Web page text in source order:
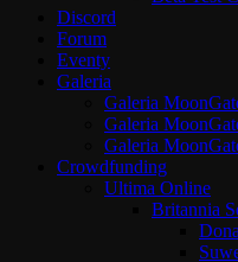
Discord
Forum
Eventy
Galeria
Galeria
Galeria
Galeria
Crowdfunding
Ultima Online
Britannia